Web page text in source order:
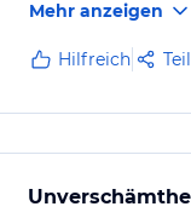
Minus Punkte:
1- Stromkasten
2- Badezimmer
Wasser fließte
Mehr anzeigen
Hilfreich